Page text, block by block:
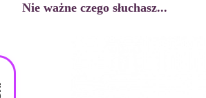
Nie ważne czego słuchasz...